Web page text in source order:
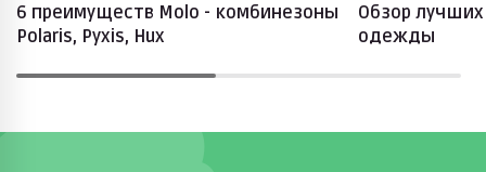
6 преимуществ Molo - комбинезоны
Polaris, Pyxis, Hux
Обзор
одежды